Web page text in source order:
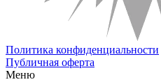
Политика конфиденциальности
Публичная оферта
Меню